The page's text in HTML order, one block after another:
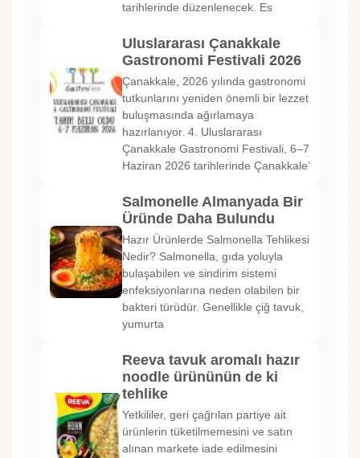
tarihlerinde düzenlenecek. Es
Uluslararası Çanakkale
Gastronomi Festivali 2026
Çanakkale, 2026 yılında gastronomi
tutkunlarını yeniden önemli bir lezzet
buluşmasında ağırlamaya
hazırlanıyor. 4. Uluslararası
Çanakkale Gastronomi Festivali, 6–7
Haziran 2026 tarihlerinde Çanakkale’
Salmonelle Almanyada Bir
Üründe Daha Bulundu
Hazır Ürünlerde Salmonella Tehlikesi
Nedir? Salmonella, gıda yoluyla
bulaşabilen ve sindirim sistemi
enfeksiyonlarına neden olabilen bir
bakteri türüdür. Genellikle çiğ tavuk,
yumurta
Reeva tavuk aromalı hazır
noodle ürününün de ki
tehlike
Yetkililer, geri çağrılan partiye ait
ürünlerin tüketilmemesini ve satın
alınan markete iade edilmesini